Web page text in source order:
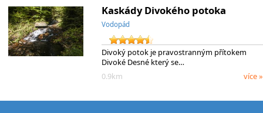
Kaskády Divokého potoka
Vodopád
Divoký potok je pravostranným přítokem
Divoké Desné který se…
0.9km
více »